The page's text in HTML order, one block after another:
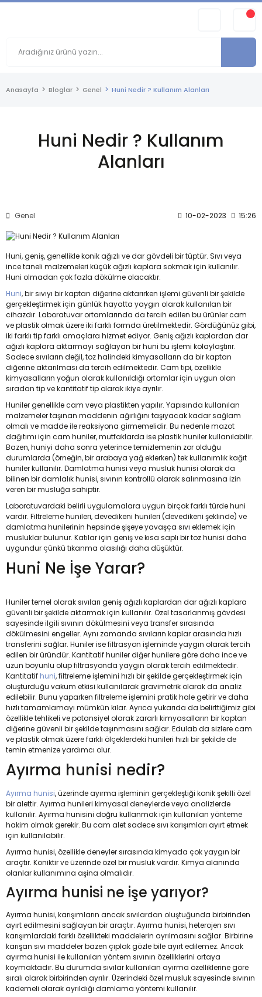
Anasayfa Bloglar Genel Huni Nedir ? Kullanım Alanları
Huni Nedir ? Kullanım
Alanları
Genel 10-02-2023 15:26
Huni, geniş, genellikle konik ağızlı ve dar gövdeli bir tüptür. Sıvı veya
ince taneli malzemeleri küçük ağızlı kaplara sokmak için kullanılır.
Huni olmadan çok fazla dökülme olacaktır.
Huni, bir sıvıyı bir kaptan diğerine aktarırken işlemi güvenli bir şekilde
gerçekleştirmek için günlük hayatta yaygın olarak kullanılan bir
cihazdır. Laboratuvar ortamlarında da tercih edilen bu ürünler cam
ve plastik olmak üzere iki farklı formda üretilmektedir. Gördüğünüz gibi,
iki farklı tip farklı amaçlara hizmet ediyor. Geniş ağızlı kaplardan dar
ağızlı kaplara aktarmayı sağlayan bir huni bu işlemi kolaylaştırır.
Sadece sıvıların değil, toz halindeki kimyasalların da bir kaptan
diğerine aktarılması da tercih edilmektedir. Cam tipi, özellikle
kimyasalların yoğun olarak kullanıldığı ortamlar için uygun olan
sıradan tip ve kantitatif tip olarak ikiye ayrılır.
Huniler genellikle cam veya plastikten yapılır. Yapısında kullanılan
malzemeler taşınan maddenin ağırlığını taşıyacak kadar sağlam
olmalı ve madde ile reaksiyona girmemelidir. Bu nedenle mazot
dağıtımı için cam huniler, mutfaklarda ise plastik huniler kullanılabilir.
Bazen, huniyi daha sonra yeterince temizlemenin zor olduğu
durumlarda (örneğin, bir arabaya yağ eklerken) tek kullanımlık kağıt
huniler kullanılır. Damlatma hunisi veya musluk hunisi olarak da
bilinen bir damlalık hunisi, sıvının kontrollü olarak salınmasına izin
veren bir musluğa sahiptir.
Laboratuvardaki belirli uygulamalara uygun birçok farklı türde huni
vardır. Filtreleme hunileri, devedikeni hunileri (devedikeni şeklinde) ve
damlatma hunilerinin hepsinde şişeye yavaşça sıvı eklemek için
musluklar bulunur. Katılar için geniş ve kısa saplı bir toz hunisi daha
uygundur çünkü tıkanma olasılığı daha düşüktür.
Huni Ne İşe Yarar?
Huniler temel olarak sıvıları geniş ağızlı kaplardan dar ağızlı kaplara
güvenli bir şekilde aktarmak için kullanılır. Özel tasarlanmış gövdesi
sayesinde ilgili sıvının dökülmesini veya transfer sırasında
dökülmesini engeller. Aynı zamanda sıvıların kaplar arasında hızlı
transferini sağlar. Huniler ise filtrasyon işleminde yaygın olarak tercih
edilen bir üründür. Kantitatif huniler diğer hunilere göre daha ince ve
uzun boyunlu olup filtrasyonda yaygın olarak tercih edilmektedir.
Kantitatif huni, filtreleme işlemini hızlı bir şekilde gerçekleştirmek için
oluşturduğu vakum etkisi kullanılarak gravimetrik olarak da analiz
edilebilir. Bunu yaparken filtreleme işlemini pratik hale getirir ve daha
hızlı tamamlamayı mümkün kılar. Ayrıca yukarıda da belirttiğimiz gibi
özellikle tehlikeli ve potansiyel olarak zararlı kimyasalların bir kaptan
diğerine güvenli bir şekilde taşınmasını sağlar. Edulab da sizlere cam
ve plastik olmak üzere farklı ölçeklerdeki hunileri hızlı bir şekilde de
temin etmenize yardımcı olur.
Ayırma hunisi nedir?
Ayırma hunisi, üzerinde ayırma işleminin gerçekleştiği konik şekilli özel
bir alettir. Ayırma hunileri kimyasal deneylerde veya analizlerde
kullanılır. Ayırma hunisini doğru kullanmak için kullanılan yönteme
hakim olmak gerekir. Bu cam alet sadece sıvı karışımları ayırt etmek
için kullanılabilir.
Ayırma hunisi, özellikle deneyler sırasında kimyada çok yaygın bir
araçtır. Koniktir ve üzerinde özel bir musluk vardır. Kimya alanında
olanlar kullanımına aşina olmalıdır.
Ayırma hunisi ne işe yarıyor?
Ayırma hunisi, karışımların ancak sıvılardan oluştuğunda birbirinden
ayırt edilmesini sağlayan bir araçtır. Ayırma hunisi, heterojen sıvı
karışımlardaki farklı özellikteki maddelerin ayrılmasını sağlar. Birbirine
karışan sıvı maddeler bazen çıplak gözle bile ayırt edilemez. Ancak
ayırma hunisi ile kullanılan yöntem sıvının özelliklerini ortaya
koymaktadır. Bu durumda sıvılar kullanılan ayırma özelliklerine göre
sıralı olarak birbirinden ayrılır. Üzerindeki özel musluk sayesinde sıvının
kademeli olarak ayrıldığı damlama yöntemi kullanılır.